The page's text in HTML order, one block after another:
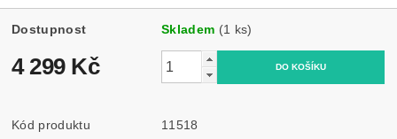
Dostupnost Skladem (1 ks)
4 299 Kč
Kód produktu 11518